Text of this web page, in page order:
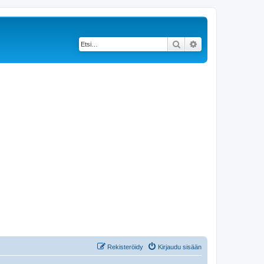
Etsi
Kirjaudu sisään
Rekisteröidy